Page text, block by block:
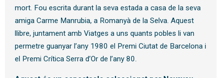
mort. Fou escrita durant la seva estada a casa de la seva
amiga Carme Manrubia, a Romanyà de la Selva. Aquest
llibre, juntament amb Viatges a uns quants pobles li van
permetre guanyar l’any 1980 el Premi Ciutat de Barcelona i
el Premi Crítica Serra d’Or de l’any 80.